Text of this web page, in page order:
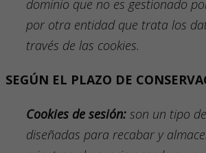
dominio que no es gestionado
por otra entidad que trata los
través de las cookies.
SEGÚN EL PLAZO DE
Cookies de sesión: son un tipo de
diseñadas para recabar y